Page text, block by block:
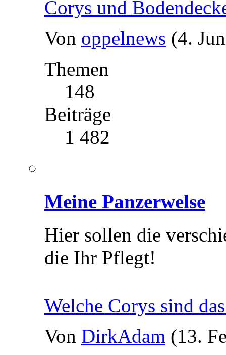
Corys und
Von oppelnews (4.
Themen
148
Beiträge
1 482
Meine Panzerwelse
Hier sollen die
die Ihr Pflegt!
Welche Corys sind
Von DirkAdam (13.